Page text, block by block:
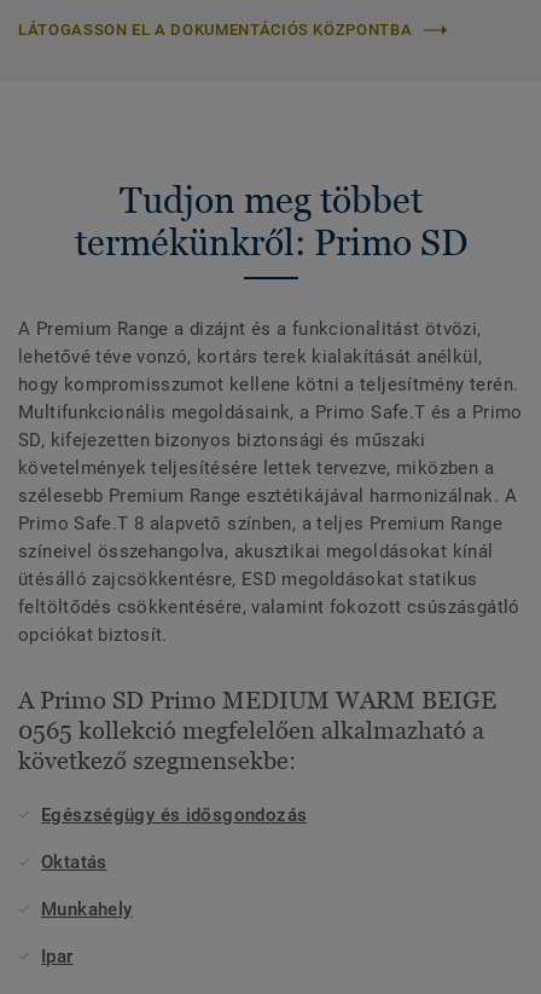
LÁTOGASSON EL A DOKUMENTÁCIÓS KÖZPONTBA
Tudjon meg többet
termékünkről: Primo SD
A Premium Range a dizájnt és a funkcionalitást ötvözi,
lehetővé téve vonzó, kortárs terek kialakítását anélkül,
hogy kompromisszumot kellene kötni a teljesítmény terén.
Multifunkcionális megoldásaink, a Primo Safe.T és a Primo
SD, kifejezetten bizonyos biztonsági és műszaki
követelmények teljesítésére lettek tervezve, miközben a
szélesebb Premium Range esztétikájával harmonizálnak. A
Primo Safe.T 8 alapvető színben, a teljes Premium Range
színeivel összehangolva, akusztikai megoldásokat kínál
ütésálló zajcsökkentésre, ESD megoldásokat statikus
feltöltődés csökkentésére, valamint fokozott csúszásgátló
opciókat biztosít.
A Primo SD Primo MEDIUM WARM BEIGE
0565 kollekció megfelelően alkalmazható a
következő szegmensekbe:
Egészségügy és idősgondozás
Oktatás
Munkahely
Ipar